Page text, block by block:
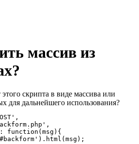
массив из
скрипта в виде массива или
для дальнейшего использования?
function(msg){